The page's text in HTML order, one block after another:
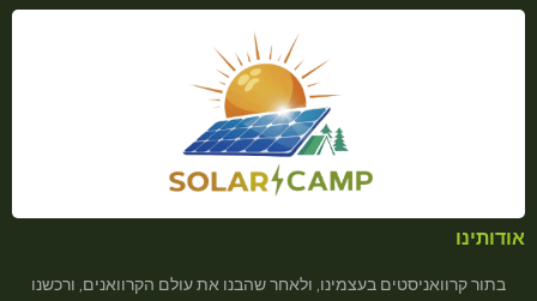
אודותינו
בתור קרוואניסטים בעצמינו, ולאחר שהבנו את עולם הקרוואנים, ורכשנו